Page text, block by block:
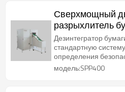
Сверхмощный
разрыхлитель
документов с
Дезинтегратор
стандартную
определения
P2-P7.
модель:SPP400